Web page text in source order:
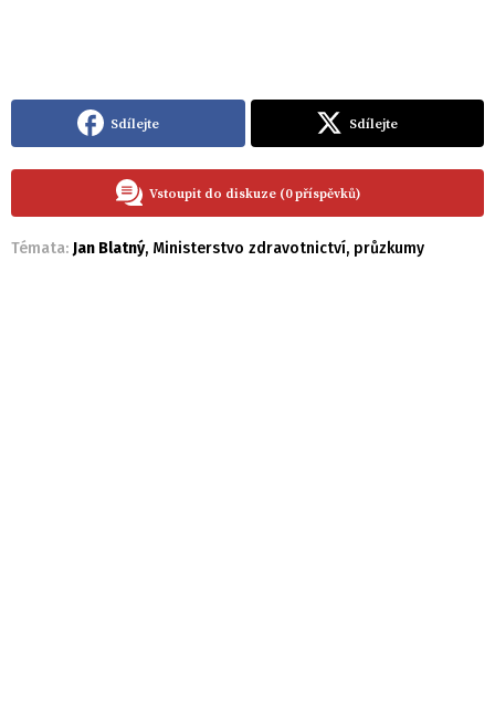
Sdílejte Sdílejte
Vstoupit do diskuze (0 příspěvků)
Témata: Jan Blatný, Ministerstvo zdravotnictví, průzkumy